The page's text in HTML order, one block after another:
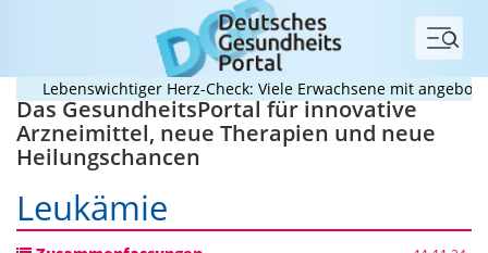
Menü
Lebenswichtiger Herz-Check: Viele Erwachsene mit
Das GesundheitsPortal für innovative
Arzneimittel, neue Therapien und neue
Heilungschancen
Leukämie